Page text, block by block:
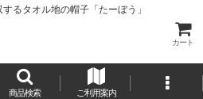
るタオル地の帽子「たーぼう」
カート
商品検索 ご利用案内